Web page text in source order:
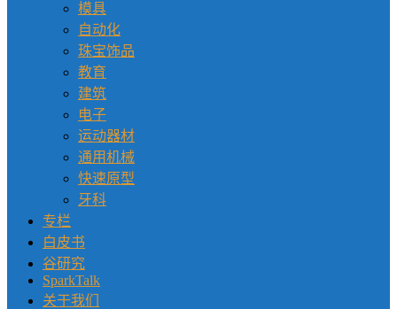
模具
自动化
珠宝饰品
教育
建筑
电子
运动器材
通用机械
快速原型
牙科
专栏
白皮书
谷研究
SparkTalk
关于我们